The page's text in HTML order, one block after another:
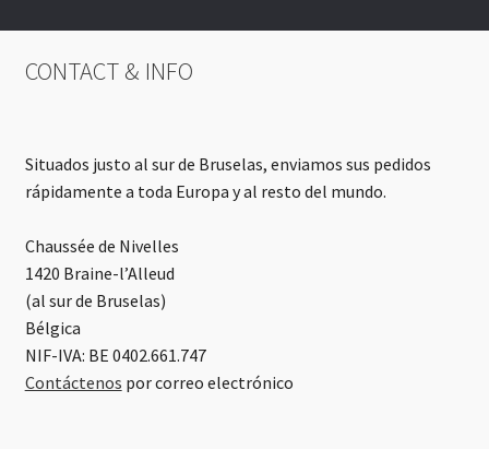
CONTACT & INFO
Situados justo al sur de Bruselas, enviamos sus pedidos
rápidamente a toda Europa y al resto del mundo.
Chaussée de Nivelles
1420 Braine-l’Alleud
(al sur de Bruselas)
Bélgica
NIF-IVA: BE 0402.661.747
Contáctenos por correo electrónico